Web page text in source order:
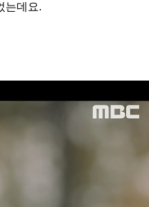
는데요.